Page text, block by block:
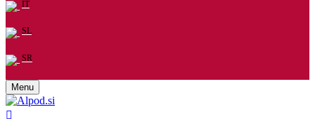
IT
SL
SR
Menu